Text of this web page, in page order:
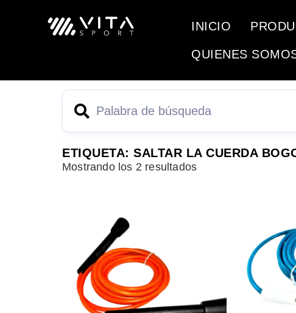
INICIO
QUIENES
ETIQUETA: SALTAR LA CUERDA
Mostrando los 2 resultados